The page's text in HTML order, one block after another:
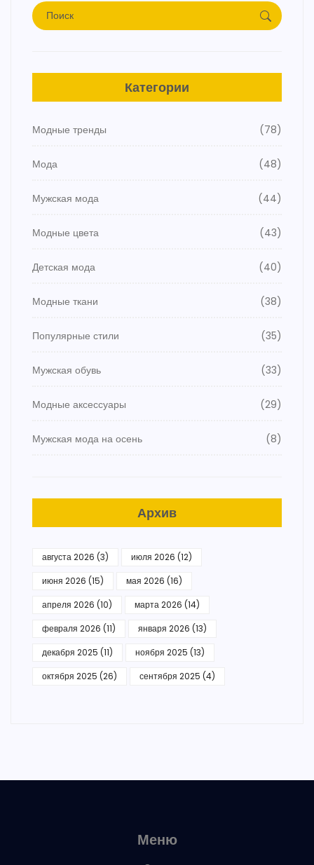
Категории
Модные тренды (78)
Мода (48)
Мужская мода (44)
Модные цвета (43)
Детская мода (40)
Модные ткани (38)
Популярные стили (35)
Мужская обувь (33)
Модные аксессуары (29)
Мужская мода на осень (8)
Архив
августа 2026 (3) июля 2026 (12)
июня 2026 (15) мая 2026 (16)
апреля 2026 (10) марта 2026 (14)
февраля 2026 (11) января 2026 (13)
декабря 2025 (11) ноября 2025 (13)
октября 2025 (26) сентября 2025 (4)
Меню